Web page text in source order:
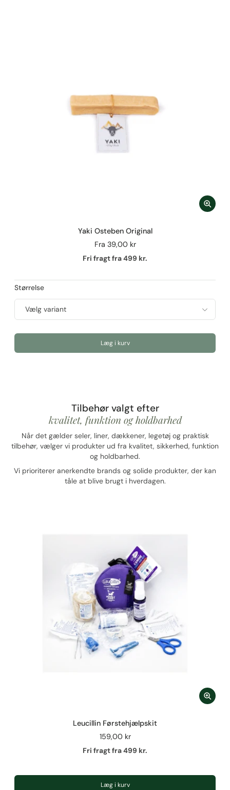
Yaki Osteben Original
Fra 39,00 kr
Fri fragt fra 499 kr.
Størrelse
Læg i kurv
Tilbehør valgt efter
kvalitet, funktion og holdbarhed
Når det gælder seler, liner, dækkener, legetøj og praktisk
tilbehør, vælger vi produkter ud fra kvalitet, sikkerhed, funktion
og holdbarhed.
Vi prioriterer anerkendte brands og solide produkter, der kan
tåle at blive brugt i hverdagen.
Leucillin Førstehjælpskit
159,00 kr
Fri fragt fra 499 kr.
Læg i kurv